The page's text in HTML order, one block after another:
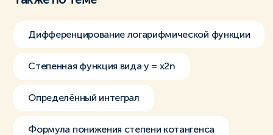
Дифференцирование логарифмической функции
Степенная функция вида y = x2n
Определённый интеграл
Формула понижения степени котангенса